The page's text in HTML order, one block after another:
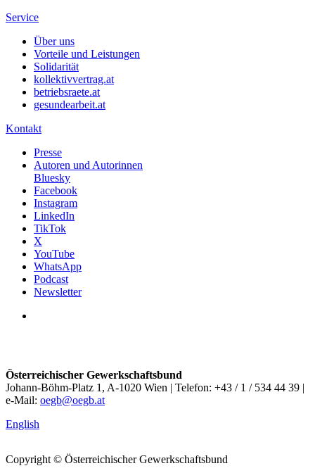
Service
Über uns
Vorteile und Leistungen
Solidarität
kollektivvertrag.at
betriebsraete.at
gesundearbeit.at
Kontakt
Presse
Autoren und Autorinnen
Bluesky
Facebook
Instagram
LinkedIn
TikTok
X
YouTube
WhatsApp
Podcast
Newsletter
Österreichischer Gewerkschaftsbund
Johann-Böhm-Platz 1, A-1020 Wien | Telefon: +43 / 1 / 534 44 39 |
e-Mail: oegb@oegb.at
English
Copyright © Österreichischer Gewerkschaftsbund